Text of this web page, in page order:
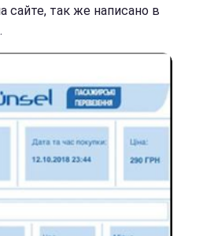
сайте, так же написано в